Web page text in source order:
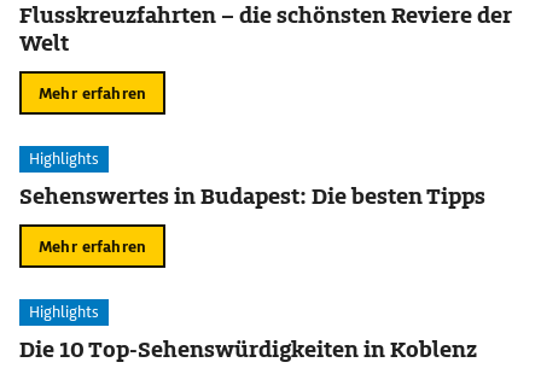
Flusskreuzfahrten – die schönsten Reviere der
Welt
Mehr erfahren
Highlights
Sehenswertes in Budapest: Die besten Tipps
Mehr erfahren
Highlights
Die 10 Top-Sehenswürdigkeiten in Koblenz